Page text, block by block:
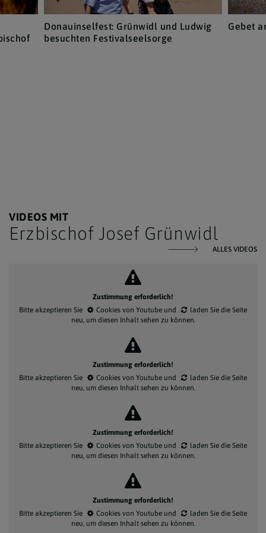
Donauinselfest: Grünwidl und Ludwig
besuchten Festivalseelsorge
Gebet
VIDEOS MIT
Erzbischof Josef Grünwidl
ALLES VIDEOS
Zustimmung erforderlich!
Bitte akzeptieren Sie
Cookies von Youtube und
laden Sie die Seite
neu, um diesen Inhalt sehen zu können.
Zustimmung erforderlich!
Bitte akzeptieren Sie
Cookies von Youtube und
laden Sie die Seite
neu, um diesen Inhalt sehen zu können.
Zustimmung erforderlich!
Bitte akzeptieren Sie
Cookies von Youtube und
laden Sie die Seite
neu, um diesen Inhalt sehen zu können.
Zustimmung erforderlich!
Bitte akzeptieren Sie
Cookies von Youtube und
laden Sie die Seite
neu, um diesen Inhalt sehen zu können.